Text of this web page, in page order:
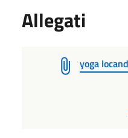
Allegati
yoga